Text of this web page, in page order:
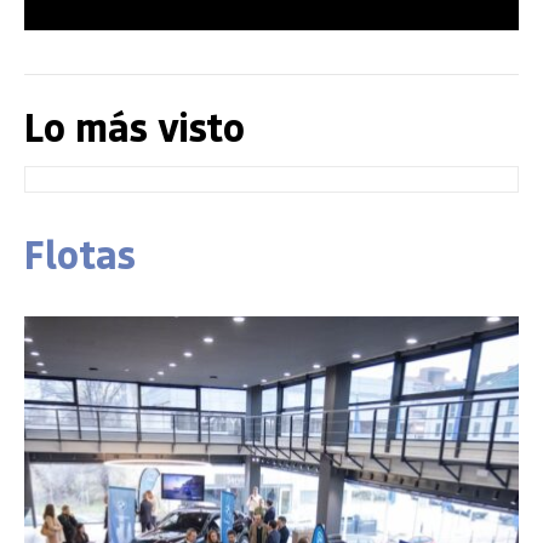
Lo más visto
Flotas